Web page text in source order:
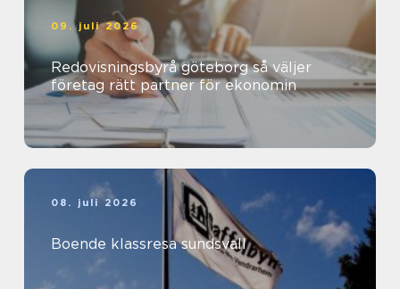
09. juli 2026
Redovisningsbyrå göteborg så väljer
företag rätt partner för ekonomin
08. juli 2026
Boende klassresa sundsvall